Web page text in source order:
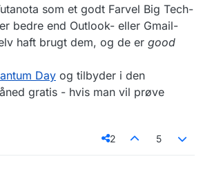
som et godt Farvel Big Tech-
bedre end Outlook- eller Gmail-
haft brugt dem, og de er good
Day og tilbyder i den
gratis - hvis man vil prøve
2 5